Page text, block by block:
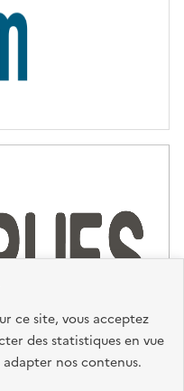
ce site, vous acceptez
des statistiques en vue
nos contenus.